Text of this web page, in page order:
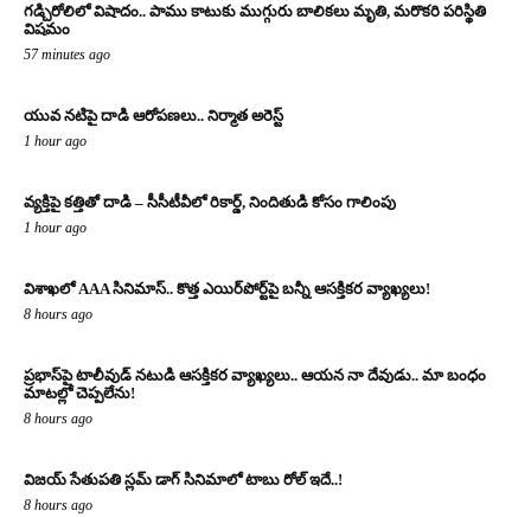
గడ్చిరోలిలో విషాదం.. పాము కాటుకు ముగ్గురు బాలికలు మృతి, మరొకరి పరిస్థితి
విషమం
57 minutes ago
యువ నటిపై దాడి ఆరోపణలు.. నిర్మాత అరెస్ట్
1 hour ago
వ్యక్తిపై కత్తితో దాడి – సీసీటీవీలో రికార్డ్, నిందితుడి కోసం గాలింపు
1 hour ago
విశాఖలో AAA సినిమాస్.. కొత్త ఎయిర్‌పోర్ట్‌పై బన్నీ ఆసక్తికర వ్యాఖ్యలు!
8 hours ago
ప్రభాస్‌పై టాలీవుడ్ నటుడి ఆసక్తికర వ్యాఖ్యలు.. ఆయన నా దేవుడు.. మా బంధం
మాటల్లో చెప్పలేను!
8 hours ago
విజయ్ సేతుపతి స్లమ్ డాగ్ సినిమాలో టాబు రోల్ ఇదే..!
8 hours ago